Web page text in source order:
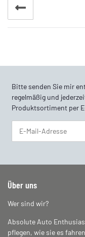
Bitte senden Sie mir
regelmäßig und
Produktsortiment per
Über uns
Wer sind wir?
Absolute Auto
pflegen, wie sie es